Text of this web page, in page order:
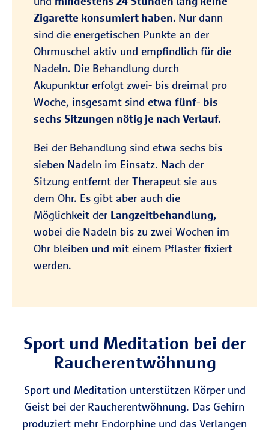
Zigarette konsumiert haben. Nur dann
sind die energetischen Punkte an der
Ohrmuschel aktiv und empfindlich für die
Nadeln. Die Behandlung durch
Akupunktur erfolgt zwei- bis dreimal pro
Woche, insgesamt sind etwa fünf- bis
sechs Sitzungen nötig je nach Verlauf.
Bei der Behandlung sind etwa sechs bis
sieben Nadeln im Einsatz. Nach der
Sitzung entfernt der Therapeut sie aus
dem Ohr. Es gibt aber auch die
Möglichkeit der Langzeitbehandlung,
wobei die Nadeln bis zu zwei Wochen im
Ohr bleiben und mit einem Pflaster fixiert
werden.
Sport und Meditation bei der
Raucherentwöhnung
Sport und Meditation unterstützen Körper und
Geist bei der Raucherentwöhnung. Das Gehirn
produziert mehr Endorphine und das Verlangen